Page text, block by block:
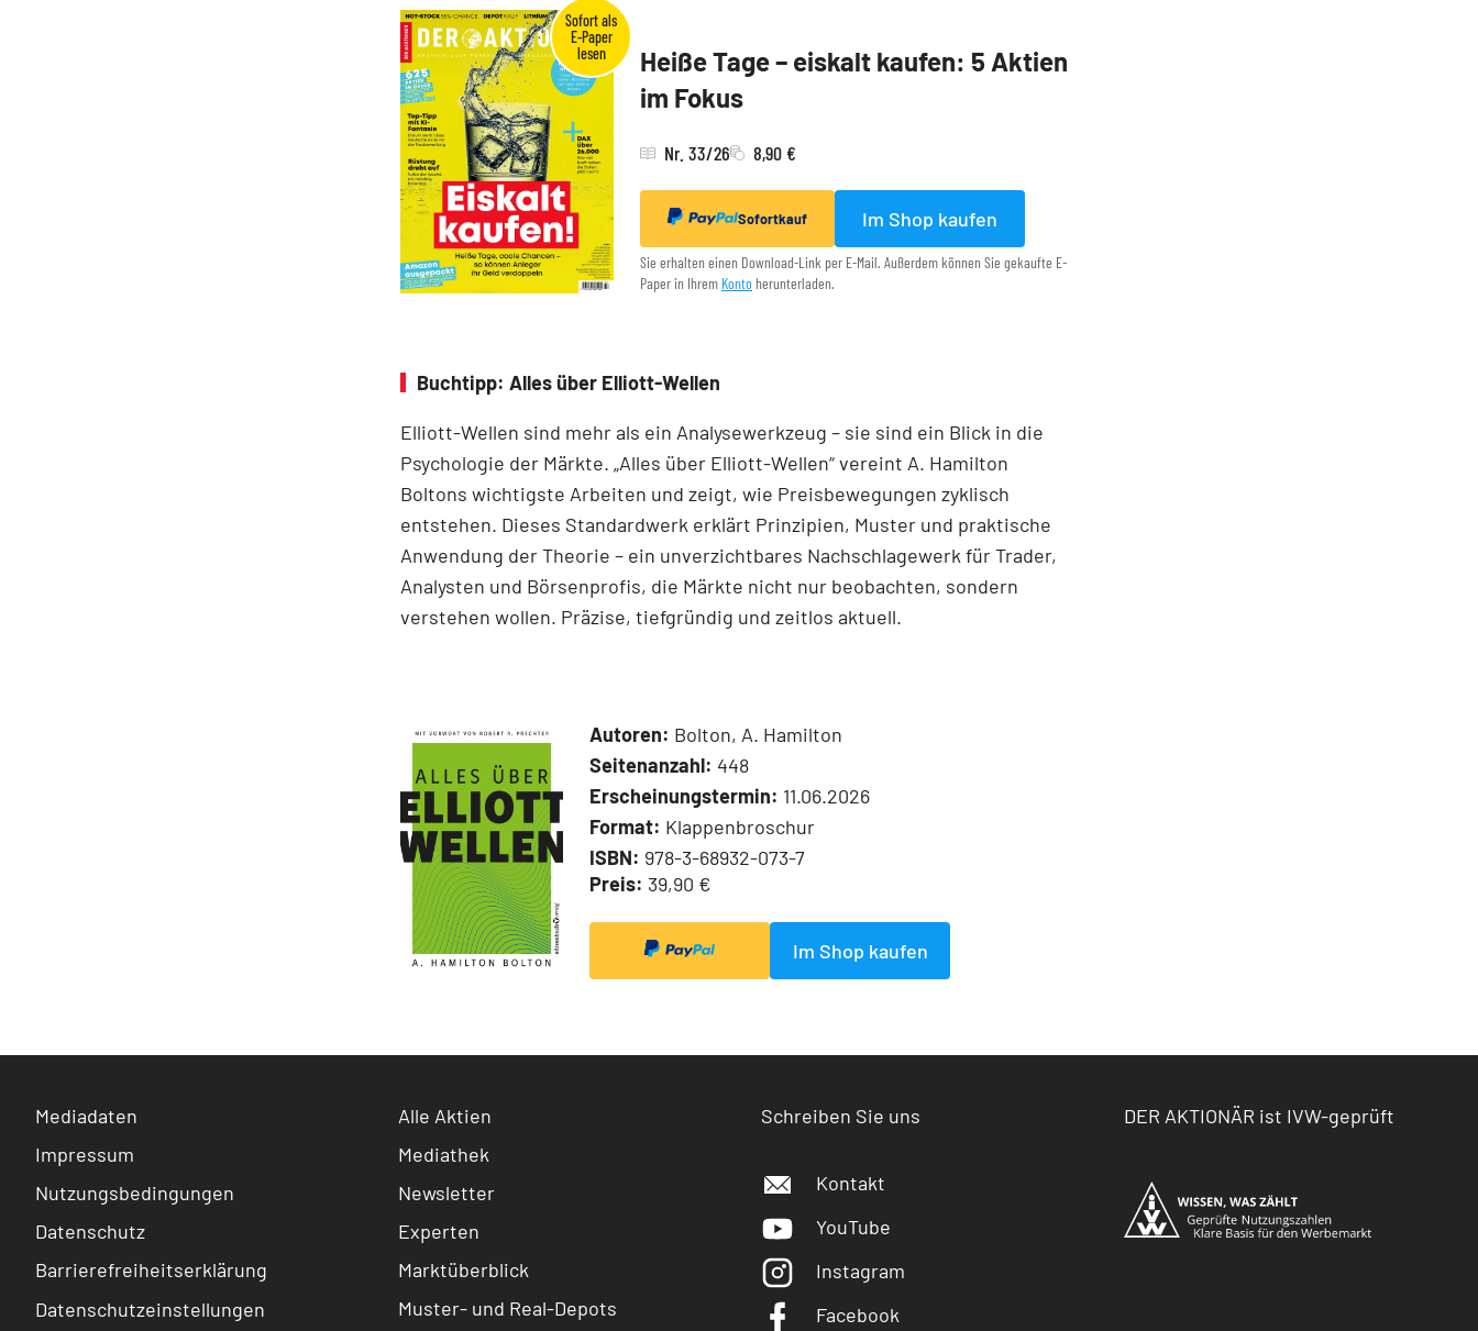
Heiße Tage – eiskalt kaufen: 5 Aktien
im Fokus
Nr. 33/26 8,90 €
Sofortkauf Im Shop kaufen
Sie erhalten einen Download-Link per E-Mail. Außerdem können Sie gekaufte E-
Paper in Ihrem Konto herunterladen.
Buchtipp: Alles über Elliott-Wellen
Elliott-Wellen sind mehr als ein Analysewerkzeug – sie sind ein Blick in die
Psychologie der Märkte. „Alles über Elliott-Wellen“ vereint A. Hamilton
Boltons wichtigste Arbeiten und zeigt, wie Preisbewegungen zyklisch
entstehen. Dieses Standardwerk erklärt Prinzipien, Muster und praktische
Anwendung der Theorie – ein unverzichtbares Nachschlagewerk für Trader,
Analysten und Börsenprofis, die Märkte nicht nur beobachten, sondern
verstehen wollen. Präzise, tiefgründig und zeitlos aktuell.
Autoren: Bolton, A. Hamilton
Seitenanzahl: 448
Erscheinungstermin: 11.06.2026
Format: Klappenbroschur
ISBN: 978-3-68932-073-7
Preis: 39,90 €
Im Shop kaufen
Mediadaten
Impressum
Nutzungsbedingungen
Datenschutz
Barrierefreiheitserklärung
Datenschutzeinstellungen
Alle Aktien
Mediathek
Newsletter
Experten
Marktüberblick
Muster- und Real-Depots
Schreiben Sie uns
Kontakt
YouTube
Instagram
Facebook
DER AKTIONÄR ist IVW-geprüft